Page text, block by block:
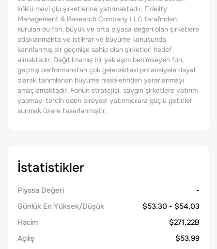
köklü mavi çip şirketlerine yatırmaktadır. Fidelity
Management & Research Company LLC tarafından
kurulan bu fon, büyük ve orta piyasa değeri olan şirketlere
odaklanmakta ve istikrar ve büyüme konusunda
kanıtlanmış bir geçmişe sahip olan şirketleri hedef
almaktadır. Dağıtılmamış bir yaklaşım benimseyen fon,
geçmiş performanstan çok gelecekteki potansiyele dayalı
olarak tanımlanan büyüme hisselerinden yararlanmayı
amaçlamaktadır. Fonun stratejisi, saygın şirketlere yatırım
yapmayı tercih eden bireysel yatırımcılara güçlü getiriler
sunmak üzere tasarlanmıştır.
İstatistikler
Piyasa Değeri
-
Günlük En Yüksek/Düşük
$53.30 - $54.03
Hacim
$271.22B
Açılış
$53.99